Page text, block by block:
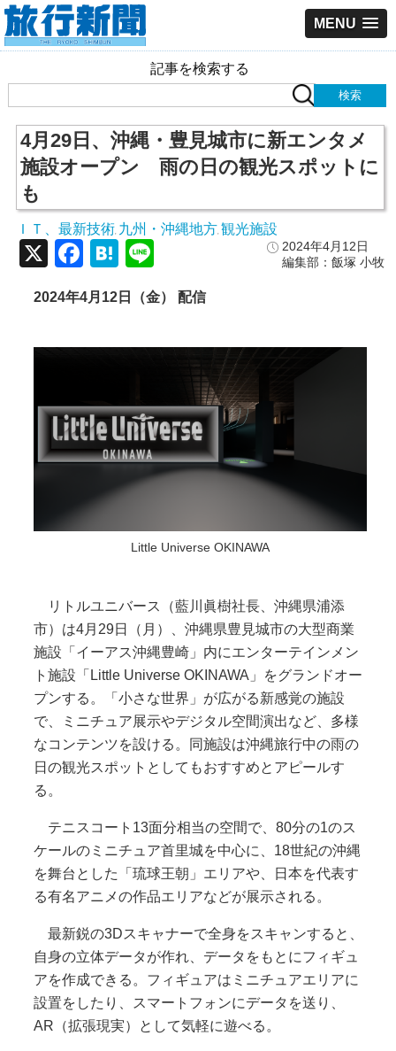
MENU
記事を検索する
4月29日、沖縄・豊見城市に新エンタメ
施設オープン 雨の日の観光スポットに
も
ＩＴ、最新技術 九州・沖縄地方 観光施設
2024年4月12日
編集部：飯塚 小牧
X Facebook
Hatena
2024年4月12日（金） 配信
Little Universe OKINAWA
リトルユニバース（藍川眞樹社長、沖縄県浦添
市）は4月29日（月）、沖縄県豊見城市の大型商業
施設「イーアス沖縄豊崎」内にエンターテインメン
ト施設「Little Universe OKINAWA」をグランドオー
プンする。「小さな世界」が広がる新感覚の施設
で、ミニチュア展示やデジタル空間演出など、多様
なコンテンツを設ける。同施設は沖縄旅行中の雨の
日の観光スポットとしてもおすすめとアピールす
る。
テニスコート13面分相当の空間で、80分の1のス
ケールのミニチュア首里城を中心に、18世紀の沖縄
を舞台とした「琉球王朝」エリアや、日本を代表す
る有名アニメの作品エリアなどが展示される。
最新鋭の3Dスキャナーで全身をスキャンすると、
自身の立体データが作れ、データをもとにフィギュ
アを作成できる。フィギュアはミニチュアエリアに
設置をしたり、スマートフォンにデータを送り、
AR（拡張現実）として気軽に遊べる。